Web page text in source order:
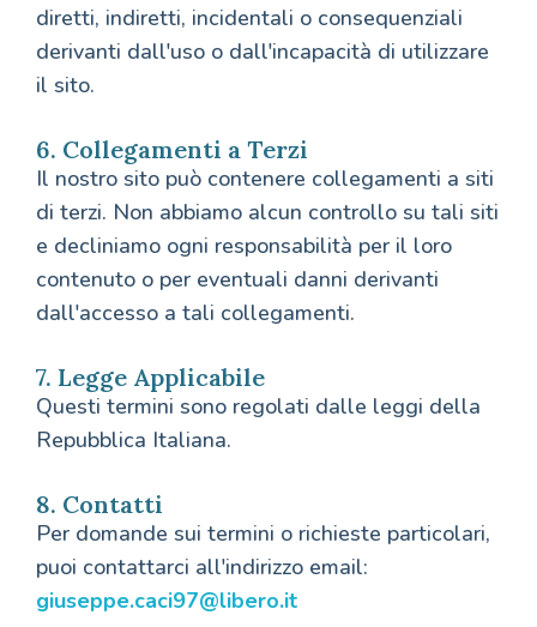
diretti, indiretti, incidentali o consequenziali
derivanti dall'uso o dall'incapacità di utilizzare
il sito.
6. Collegamenti a Terzi
Il nostro sito può contenere collegamenti a siti
di terzi. Non abbiamo alcun controllo su tali siti
e decliniamo ogni responsabilità per il loro
contenuto o per eventuali danni derivanti
dall'accesso a tali collegamenti.
7. Legge Applicabile
Questi termini sono regolati dalle leggi della
Repubblica Italiana.
8. Contatti
Per domande sui termini o richieste particolari,
puoi contattarci all'indirizzo email:
giuseppe.caci97@libero.it